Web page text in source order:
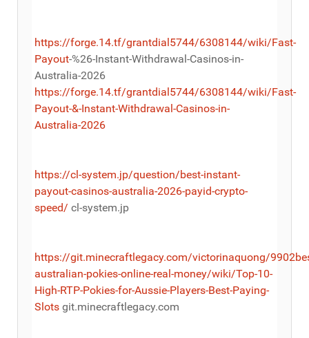
https://forge.14.tf/grantdial5744/6308144/wiki/Fast-
Payout-%26-Instant-Withdrawal-Casinos-in-
Australia-2026
https://forge.14.tf/grantdial5744/6308144/wiki/Fast-
Payout-&-Instant-Withdrawal-Casinos-in-
Australia-2026
https://cl-system.jp/question/best-instant-
payout-casinos-australia-2026-payid-crypto-
speed/ cl-system.jp
https://git.minecraftlegacy.com/victorinaquong/
australian-pokies-online-real-money/wiki/Top-10-
High-RTP-Pokies-for-Aussie-Players-Best-Paying-
Slots git.minecraftlegacy.com